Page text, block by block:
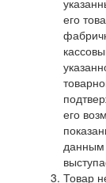
его
его
данным
Товар